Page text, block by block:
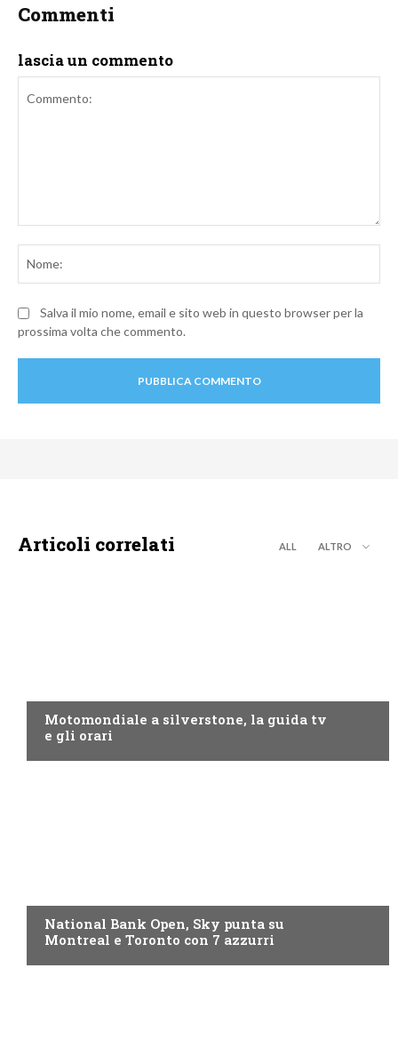
Commenti
lascia un commento
Salva il mio nome, email e sito web in questo browser per la
prossima volta che commento.
Articoli correlati ALL ALTRO
Motomondiale a silverstone, la guida tv
e gli orari
National Bank Open, Sky punta su
Montreal e Toronto con 7 azzurri